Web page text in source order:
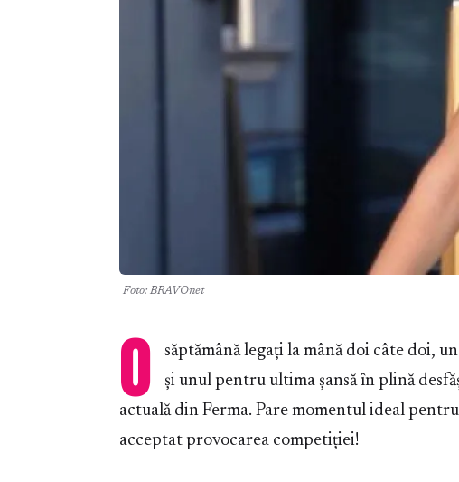
Foto: BRAVOnet
O
săptămână legați la mână doi câte doi,
și unul pentru ultima șansă în plină
actuală din Ferma. Pare momentul ideal
acceptat provocarea competiției!